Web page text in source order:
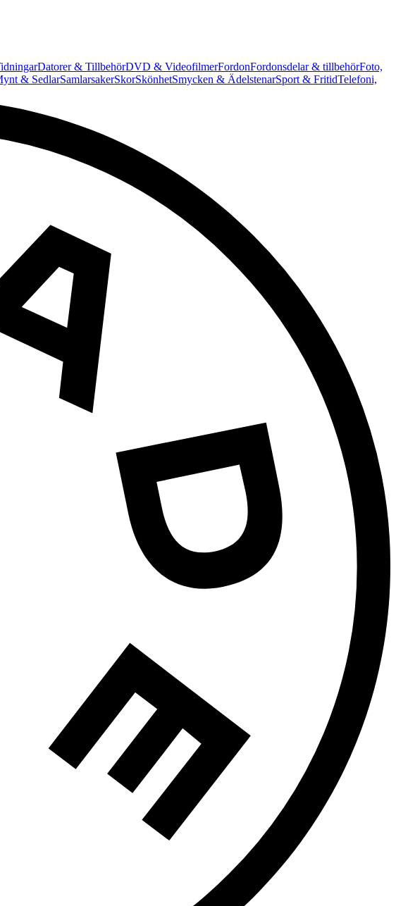
Datorer & TillbehörDVD & VideofilmerFordonFordonsdelar & tillbehörFoto,
& SedlarSamlarsakerSkorSkönhetSmycken & ÄdelstenarSport & FritidTelefoni,